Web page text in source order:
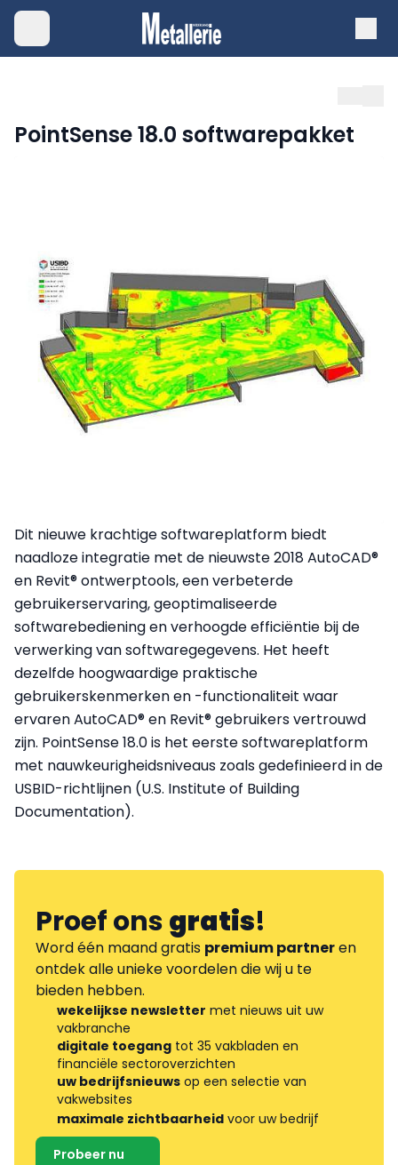
PointSense 18.0 softwarepakket
Dit nieuwe krachtige softwareplatform biedt
naadloze integratie met de nieuwste 2018 AutoCAD®
en Revit® ontwerptools, een verbeterde
gebruikerservaring, geoptimaliseerde
softwarebediening en verhoogde efficiëntie bij de
verwerking van softwaregegevens. Het heeft
dezelfde hoogwaardige praktische
gebruikerskenmerken en -functionaliteit waar
ervaren AutoCAD® en Revit® gebruikers vertrouwd
zijn. PointSense 18.0 is het eerste softwareplatform
met nauwkeurigheidsniveaus zoals gedefinieerd in de
USBID-richtlijnen (U.S. Institute of Building
Documentation).
Proef onsgratis!
Word één maand gratis premium partneren
ontdek alle unieke voordelen die wij u te
bieden hebben.
wekelijkse newsletter met nieuws uit uw
vakbranche
digitale toegang tot 35 vakbladen en
financiële sectoroverzichten
uw bedrijfsnieuws op een selectie van
vakwebsites
maximale zichtbaarheid voor uw bedrijf
Probeer nu